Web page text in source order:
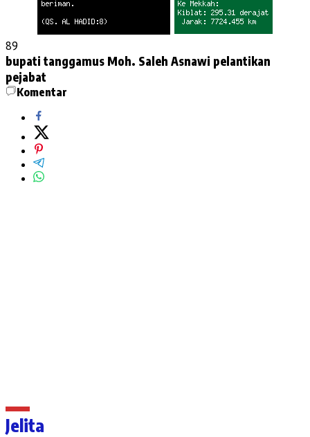
89
bupati tanggamus Moh. Saleh Asnawi pelantikan
pejabat
Komentar
Jelita